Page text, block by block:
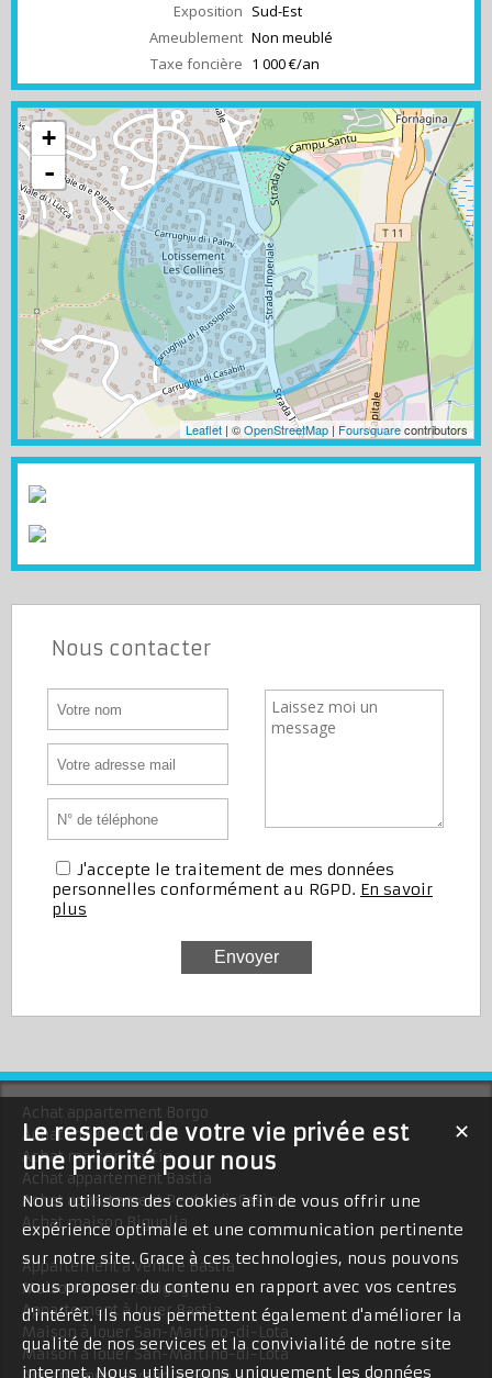
Exposition Sud-Est
Ameublement Non meublé
Taxe foncière 1 000 €/an
+
-
Leaflet | ©OpenStreetMap | Foursquarecontributors
Nous contacter
J'accepte le traitement de mes données
personnelles conformément au RGPD. En savoir
plus
Achat appartement Borgo
Achat maison Furiani
Achat maison Bastia
Achat appartement Bastia
Achat appartement Penta-di-Casinca
Achat maison Biguglia
Appartement à vendre Bastia
Maison à vendre Biguglia
Appartement à louer Bastia
Maison à louer San-Martino-di-Lota
Maison à louer San-Martino-di-Lota
✕
Le respect de votre vie privée est
une priorité pour nous
Nous utilisons des cookies afin de vous offrir une
expérience optimale et une communication pertinente
sur notre site. Grace à ces technologies, nous pouvons
vous proposer du contenu en rapport avec vos centres
d'intérêt. Ils nous permettent également d'améliorer la
qualité de nos services et la convivialité de notre site
internet. Nous utiliserons uniquement les données